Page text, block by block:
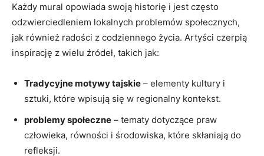
Każdy mural opowiada swoją historię i jest często
odzwierciedleniem lokalnych problemów społecznych,
jak również radości z codziennego życia. Artyści czerpią
inspirację z wielu źródeł, takich jak:
Tradycyjne motywy tajskie – elementy kultury i
sztuki, które wpisują się w regionalny kontekst.
problemy społeczne – tematy dotyczące praw
człowieka, równości i środowiska, które skłaniają do
refleksji.